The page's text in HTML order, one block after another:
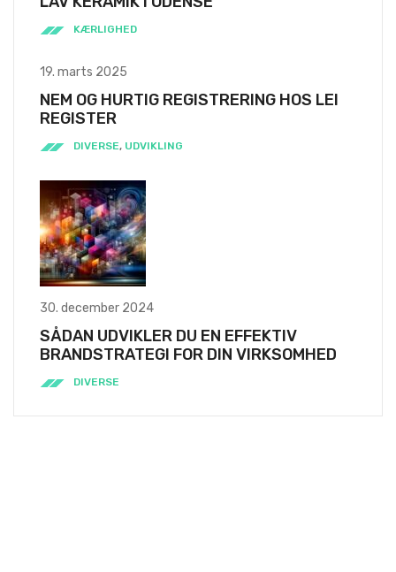
KÆRLIGHED
19. marts 2025
NEM OG HURTIG REGISTRERING HOS LEI
DIVERSE,UDVIKLING
30. december 2024
SÅDAN UDVIKLER DU EN EFFEKTIV